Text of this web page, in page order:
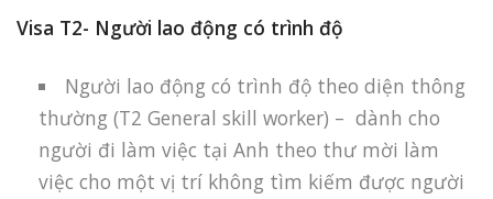
Visa T2- Người lao động có trình độ
Người lao động có trình độ theo diện thông
thường (T2 General skill worker) – dành cho
người đi làm việc tại Anh theo thư mời làm
việc cho một vị trí không tìm kiếm được người